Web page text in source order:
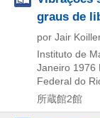
graus de
por Jair
Instituto de
Janeiro 1976
Federal do
所蔵館2館